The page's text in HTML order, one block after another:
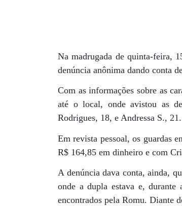
Na madrugada de quinta-feira,
denúncia anônima dando conta
Com as informações sobre as
até o local, onde avistou as
Rodrigues, 18, e Andressa S., 21.
Em revista pessoal, os guardas
R$ 164,85 em dinheiro e com
A denúncia dava conta, ainda,
onde a dupla estava e,
encontrados pela Romu. Diante